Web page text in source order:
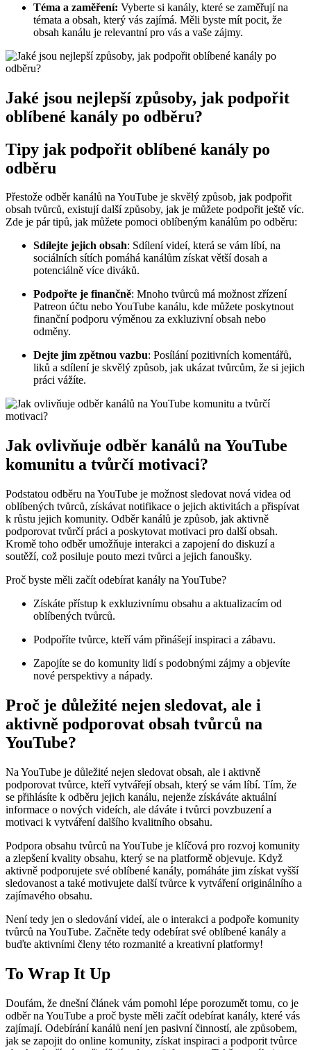
Téma a zaměření: Vyberte si kanály, které se zaměřují na
témata a obsah, který vás zajímá. Měli byste mít pocit, že
obsah kanálu je relevantní pro vás a vaše zájmy.
Jaké jsou nejlepší způsoby, jak podpořit
oblíbené kanály po odběru?
Tipy jak podpořit oblíbené kanály po
odběru
Přestože odběr kanálů na YouTube je skvělý způsob, jak podpořit
obsah tvůrců, existují další způsoby, jak je můžete podpořit ještě víc.
Zde je pár tipů, jak můžete pomoci oblíbeným kanálům po odběru:
Sdílejte jejich obsah: Sdílení videí, která se vám líbí, na
sociálních sítích pomáhá kanálům získat větší dosah a
potenciálně více diváků.
Podpořte je finančně: Mnoho tvůrců má možnost zřízení
Patreon účtu nebo YouTube kanálu, kde můžete poskytnout
finanční podporu výměnou za exkluzivní obsah nebo
odměny.
Dejte jim zpětnou vazbu: Posílání pozitivních komentářů,
liků a sdílení je skvělý způsob, jak ukázat tvůrcům, že si jejich
práci vážíte.
Jak ovlivňuje odběr kanálů na YouTube
komunitu a tvůrčí motivaci?
Podstatou odběru na YouTube je možnost sledovat nová videa od
oblíbených tvůrců, získávat notifikace o jejich aktivitách a přispívat
k růstu jejich komunity. Odběr kanálů je způsob, jak aktivně
podporovat tvůrčí práci a poskytovat motivaci pro další obsah.
Kromě toho odběr umožňuje interakci a zapojení do diskuzí a
soutěží, což posiluje pouto mezi tvůrci a jejich fanoušky.
Proč byste měli začít odebírat kanály na YouTube?
Získáte přístup k exkluzivnímu obsahu a aktualizacím od
oblíbených tvůrců.
Podpoříte tvůrce, kteří vám přinášejí inspiraci a zábavu.
Zapojíte se do komunity lidí s podobnými zájmy a objevíte
nové perspektivy a nápady.
Proč je důležité nejen sledovat, ale i
aktivně podporovat obsah tvůrců na
YouTube?
Na YouTube je důležité nejen sledovat obsah, ale i aktivně
podporovat tvůrce, kteří vytvářejí obsah, který se vám líbí. Tím, že
se přihlásíte k odběru jejich kanálu, nejenže získáváte aktuální
informace o nových videích, ale dáváte i tvůrci povzbuzení a
motivaci k vytváření dalšího kvalitního obsahu.
Podpora obsahu tvůrců na YouTube je klíčová pro rozvoj komunity
a zlepšení kvality obsahu, který se na platformě objevuje. Když
aktivně podporujete své oblíbené kanály, pomáháte jim získat vyšší
sledovanost a také motivujete další tvůrce k vytváření originálního a
zajímavého obsahu.
Není tedy jen o sledování videí, ale o interakci a podpoře komunity
tvůrců na YouTube. Začněte tedy odebírat své oblíbené kanály a
buďte aktivními členy této rozmanité a kreativní platformy!
To Wrap It Up
Doufám, že dnešní článek vám pomohl lépe porozumět tomu, co je
odběr na YouTube a proč byste měli začít odebírat kanály, které vás
zajímají. Odebírání kanálů není jen pasivní činností, ale způsobem,
jak se zapojit do online komunity, získat inspiraci a podporit tvůrce